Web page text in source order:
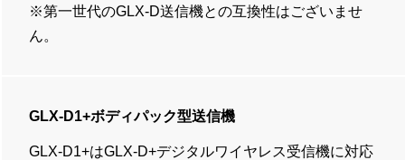
※第一世代のGLX-D送信機との互換性はございませ
ん。
GLX-D1+ボディパック型送信機
GLX-D1+はGLX-D+デジタルワイヤレス受信機に対応